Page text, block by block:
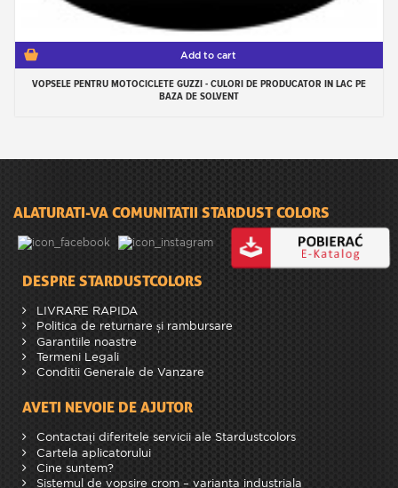
Add to cart
VOPSELE PENTRU MOTOCICLETE GUZZI - CULORI DE PRODUCATOR IN LAC PE
BAZA DE SOLVENT
ALATURATI-VA COMUNITATII STARDUST COLORS
DESPRE STARDUSTCOLORS
LIVRARE RAPIDA
Politica de returnare și rambursare
Garantiile noastre
Termeni Legali
Conditii Generale de Vanzare
AVETI NEVOIE DE AJUTOR
Contactați diferitele servicii ale Stardustcolors
Cartela aplicatorului
Cine suntem?
Sistemul de vopsire crom – varianta industriala